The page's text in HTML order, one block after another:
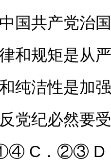
国共产党治
和规矩是从
纯洁性是加
党纪必然要
C．②③